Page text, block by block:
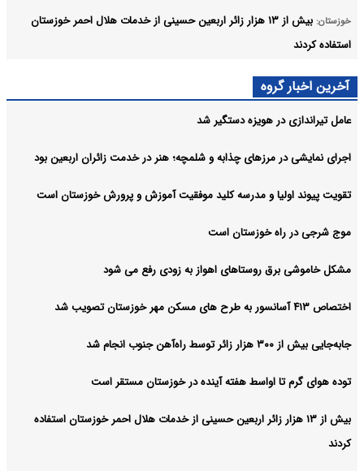
خوزستان:
بیش از ۱۳ هزار زائر اربعین حسینی از خدمات هلال احمر خوزستان
استفاده کردند
خوزستان: سوگواره ملی تئاتر اربعین با اجرای ۱۹ گروه نمایشی به کار خود پایان داد
آرشیو
آخرین اخبار گروه
عامل تیراندازی در هویزه دستگیر شد
اجرای نمایشی در مرزهای چذابه و شلمچه؛ هنر در خدمت زائران اربعین بود
تقویت پیوند اولیا و مدرسه کلید موفقیت آموزش و پرورش خوزستان است
موج شرجی در راه خوزستان است
مشکل خاموشی برق روستاهای اهواز به زودی رفع می شود
اختصاص ۴۱۳ آسانسور به طرح های مسکن مهر خوزستان تصویب شد
جابه‌جایی بیش از ۳۰۰ هزار زائر توسط راه‌آهن جنوب انجام شد
توده هوای گرم تا اواسط هفته آینده در خوزستان مستقر است
بیش از ۱۳ هزار زائر اربعین حسینی از خدمات هلال احمر خوزستان استفاده
کردند